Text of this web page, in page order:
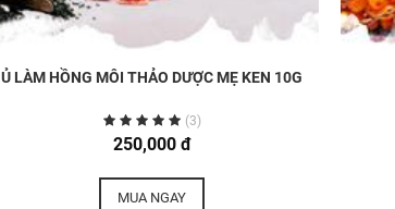
Ủ LÀM HỒNG MÔI THẢO DƯỢC MẸ KEN 10G
(3)
250,000 đ
MUA NGAY